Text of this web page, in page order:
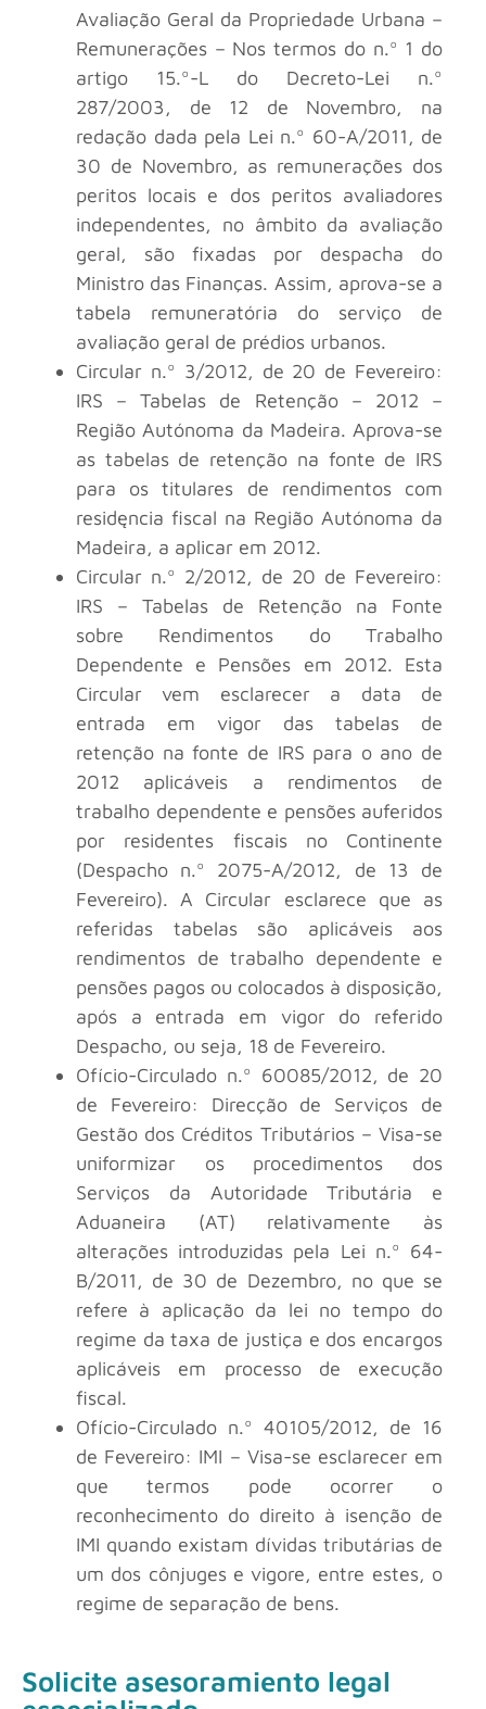
Avaliação Geral da Propriedade Urbana –
Remunerações – Nos termos do n.º 1 do
artigo 15.º-L do Decreto-Lei n.º
287/2003, de 12 de Novembro, na
redação dada pela Lei n.º 60-A/2011, de
30 de Novembro, as remunerações dos
peritos locais e dos peritos avaliadores
independentes, no âmbito da avaliação
geral, são fixadas por despacha do
Ministro das Finanças. Assim, aprova-se a
tabela remuneratória do serviço de
avaliação geral de prédios urbanos.
Circular n.º 3/2012, de 20 de Fevereiro:
IRS – Tabelas de Retenção – 2012 –
Região Autónoma da Madeira. Aprova-se
as tabelas de retenção na fonte de IRS
para os titulares de rendimentos com
residęncia fiscal na Região Autónoma da
Madeira, a aplicar em 2012.
Circular n.º 2/2012, de 20 de Fevereiro:
IRS – Tabelas de Retenção na Fonte
sobre Rendimentos do Trabalho
Dependente e Pensões em 2012. Esta
Circular vem esclarecer a data de
entrada em vigor das tabelas de
retenção na fonte de IRS para o ano de
2012 aplicáveis a rendimentos de
trabalho dependente e pensões auferidos
por residentes fiscais no Continente
(Despacho n.º 2075-A/2012, de 13 de
Fevereiro). A Circular esclarece que as
referidas tabelas são aplicáveis aos
rendimentos de trabalho dependente e
pensões pagos ou colocados à disposição,
após a entrada em vigor do referido
Despacho, ou seja, 18 de Fevereiro.
Ofício-Circulado n.º 60085/2012, de 20
de Fevereiro: Direcção de Serviços de
Gestão dos Créditos Tributários – Visa-se
uniformizar os procedimentos dos
Serviços da Autoridade Tributária e
Aduaneira (AT) relativamente às
alterações introduzidas pela Lei n.º 64-
B/2011, de 30 de Dezembro, no que se
refere à aplicação da lei no tempo do
regime da taxa de justiça e dos encargos
aplicáveis em processo de execução
fiscal.
Ofício-Circulado n.º 40105/2012, de 16
de Fevereiro: IMI – Visa-se esclarecer em
que termos pode ocorrer o
reconhecimento do direito à isenção de
IMI quando existam dívidas tributárias de
um dos cônjuges e vigore, entre estes, o
regime de separação de bens.
Solicite asesoramiento legal